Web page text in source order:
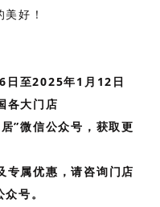
好！
日至2025年1月12日
各大门店
”微信公众号，获取更
专属优惠，请咨询门店
号。